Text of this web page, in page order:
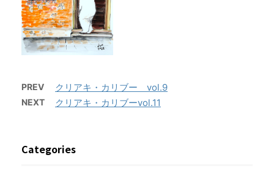
PREV クリアキ・カリブー vol.9
NEXT クリアキ・カリブーvol.11
Categories